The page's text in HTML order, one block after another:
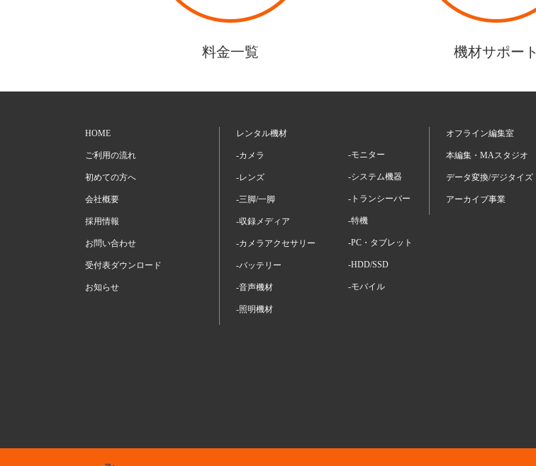
料金一覧 機材サポート
HOME
ご利用の流れ
初めての方へ
会社概要
採用情報
お問い合わせ
受付表ダウンロード
お知らせ
レンタル機材
-カメラ
-レンズ
-三脚/一脚
-収録メディア
-カメラアクセサリー
-バッテリー
-音声機材
-照明機材
-モニター
-システム機器
-トランシーバー
-特機
-PC・タブレット
-HDD/SSD
-モバイル
オフライン編集室
本編集・MAスタジオ
データ変換/デジタイズ
アーカイブ事業